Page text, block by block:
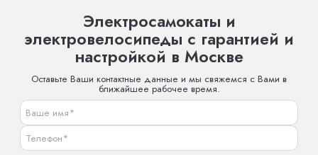
Электросамокаты и
электровелосипеды с гарантией и
настройкой в Москве
Оставьте Ваши контактные данные и мы свяжемся с Вами в
ближайшее рабочее время.